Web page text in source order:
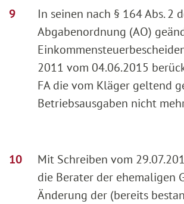
In seinen nach § 164 Abs. 2
Abgabenordnung (AO)
2011 vom 04.06.2015
FA die vom Kläger geltend
Betriebsausgaben nicht
Mit Schreiben vom
die Berater der ehemaligen
Änderung der (bereits